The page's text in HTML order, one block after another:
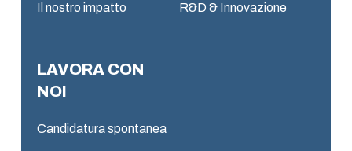
Il nostro impatto R&D & Innovazione
LAVORA CON
NOI
Candidatura spontanea